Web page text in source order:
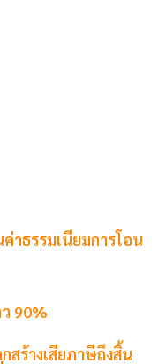
าธรรมเนียมการโอน
90%
สร้างเสียภาษีถึงสิ้น